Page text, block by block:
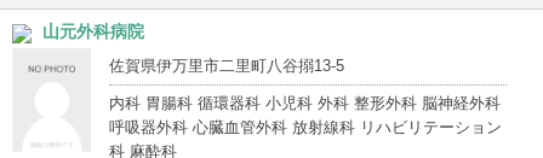
ホームペ
ージ
動画 写真 女医 駐車場
クレジッ
入院 予約 急患
山元外科病院
佐賀県伊万里市二里町八谷搦13-5
内科 胃腸科 循環器科 小児科 外科 整形外科 脳神経外科
呼吸器外科 心臓血管外科 放射線科 リハビリテーション
科 麻酔科